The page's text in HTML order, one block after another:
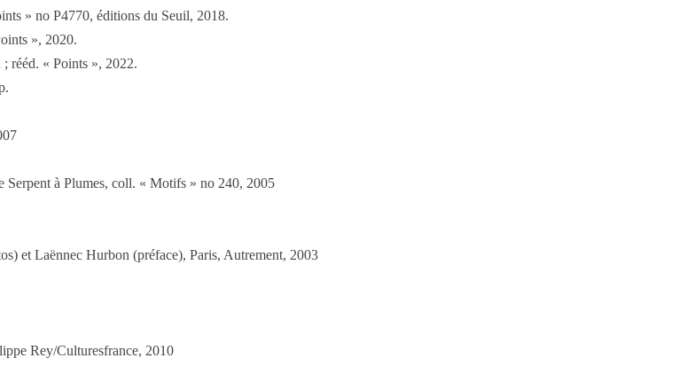
» no P4770, éditions du Seuil, 2018.
», 2020.
rééd. « Points », 2022.
Serpent à Plumes, coll. « Motifs » no 240, 2005
et Laënnec Hurbon (préface), Paris, Autrement, 2003
Rey/Culturesfrance, 2010